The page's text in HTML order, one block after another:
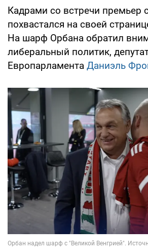
Кадрами со встречи премьер
похвастался на своей
На шарф Орбана обратил
либеральный политик,
Европарламента Даниэль